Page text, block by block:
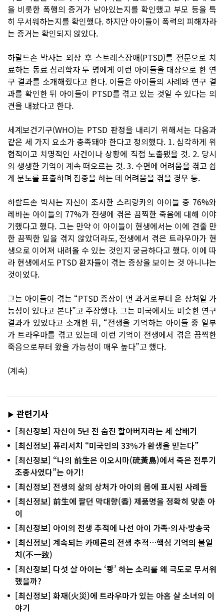
을 비롯한 폭행의 증거가 남아있는지를 확인했고 부모 등을 특
히 무서워하는지를 확인했다. 하지만 아이들이 폭력의 피해자라
는 증거는 확인되지 않았다.
하랄드손 박사는 외상 후 스트레스장애(PTSD)를 전문으로 치
료하는 동료 심리학자 두 명에게 이런 아이들을 대상으로 한 연
구 결과를 소개해줬다고 한다. 이들은 아이들의 사례와 연구 결
과를 확인한 뒤 아이들이 PTSD를 겪고 있는 것일 수 있다는 의
견을 내놨다고 한다.
세계보건기구(WHO)는 PTSD 판정을 내리기 위해서는 다음과
같은 세 가지 요소가 충족돼야 한다고 정의했다. 1. 심각하게 위
협적이고 치명적인 사건이나 상황에 직접 노출됐을 것. 2. 당시
의 생생한 기억이 계속 떠오르는 것. 3. 수면에 어려움을 겪고 쉽
게 분노를 표출하며 집중을 하는 데 어려움을 겪을 경우 등.
하랄드손 박사는 자신이 조사한 스리랑카의 아이들 중 76%와
레바논 아이들의 77%가 전생에 겪은 끔찍한 죽음에 대해 이야
기했다고 했다. 그는 만약 이 아이들이 현생에서는 이에 견줄 만
한 끔찍한 일을 겪지 않았더라도, 전생에서 겪은 트라우마가 현
생으로 이어져 내려올 수 있는 것인지 궁금하다고 했다. 이에 따
라 현생에서도 PTSD 환자들이 겪는 증상을 보이는 것 아니냐는
것이었다.
그는 아이들이 겪는 “PTSD 증상이 먼 과거로부터 온 상처일 가
능성이 있다고 본다”고 주장했다. 그는 미국에서도 비슷한 연구
결과가 있었다고 소개한 뒤, “전생을 기억하는 아이들 중 일부
가 트라우마를 겪고 있는데 이런 기억이 전생에서 겪은 끔찍한
죽음으로부터 왔을 가능성이 매우 높다”고 했다.
(계속)
▶ 관련기사
[최신정보] 자신이 5년 전 숨진 할아버지라는 세 살배기
[최신정보] 퓨리서치 “미국인의 33％가 환생을 믿는다”
[최신정보] “나의 前生은 이오시마(硫黃島)에서 죽은 전투기
조종사였다”는 아기!
[최신정보] 전생의 삶의 상처가 아이의 몸에 표시된 사례들
[최신정보] 前生에 팔던 막대향(香) 제품명을 정확히 맞춘 아
이
[최신정보] 아이의 전생 추적에 나선 아이 가족·의사·방송국
[최신정보] 계속되는 카메론의 전생 추적…핵심 기억의 불일
치(不一致)
[최신정보] 다섯 살 아이는 ‘쾅’ 하는 소리를 왜 극도로 무서워
했을까?
[최신정보] 화재(火災)에 트라우마가 있는 아홉 살 소녀의 이
야기